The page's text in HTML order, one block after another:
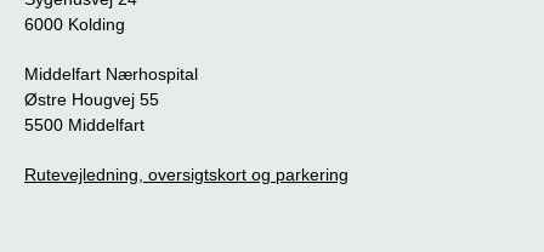
6000 Kolding
Middelfart Nærhospital
Østre Hougvej 55
5500 Middelfart
Rutevejledning, oversigtskort og parkering